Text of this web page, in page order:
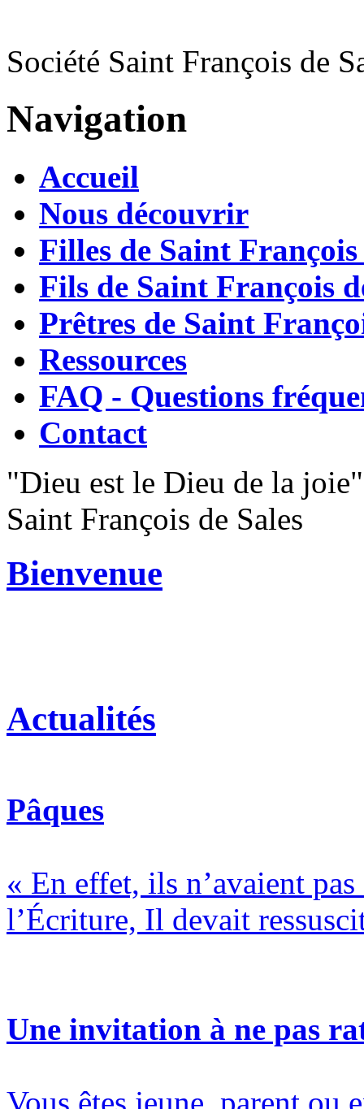
Société Saint François de
Navigation
Accueil
Nous découvrir
Filles de Saint François
Fils de Saint François
Prêtres de Saint
Ressources
FAQ - Questions
Contact
"Dieu est le Dieu de la joie"
Saint François de Sales
Bienvenue
Actualités
Pâques
« En effet, ils n’avaient
l’Écriture, Il devait
Une invitation à ne pas
Vous êtes jeune, parent ou